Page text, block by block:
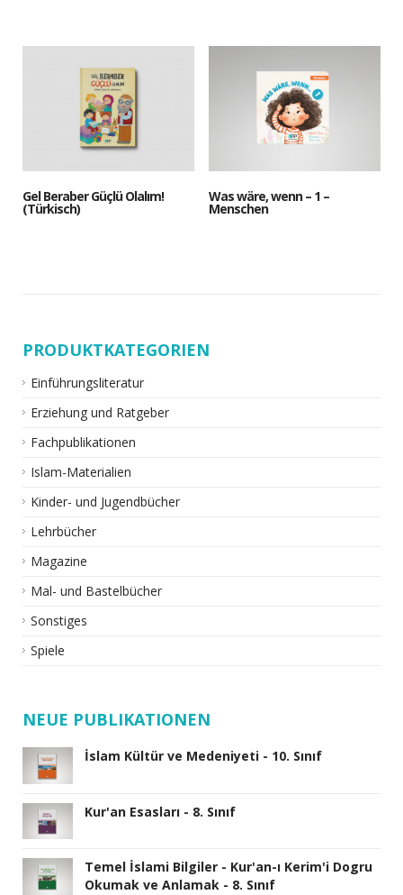
Gel Beraber Güçlü Olalım!
(Türkisch)
Was wäre, wenn – 1 –
Menschen
PRODUKTKATEGORIEN
Einführungsliteratur
Erziehung und Ratgeber
Fachpublikationen
Islam-Materialien
Kinder- und Jugendbücher
Lehrbücher
Magazine
Mal- und Bastelbücher
Sonstiges
Spiele
NEUE PUBLIKATIONEN
İslam Kültür ve Medeniyeti - 10. Sınıf
Kur'an Esasları - 8. Sınıf
Temel İslami Bilgiler - Kur'an-ı Kerim'i Dogru
Okumak ve Anlamak - 8. Sınıf